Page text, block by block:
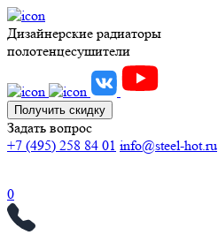
Дизайнерские радиаторы
полотенцесушители
Получить скидку
Задать вопрос
+7 (495) 258 84 01 info@steel-hot.ru
0